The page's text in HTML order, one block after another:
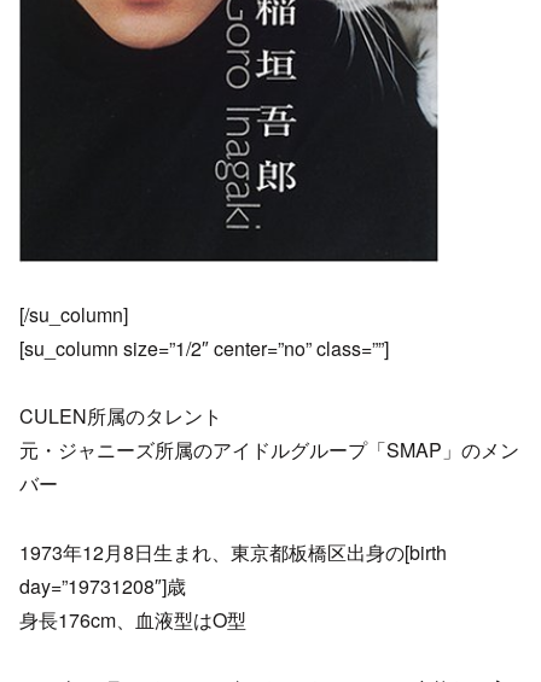
[/su_column]
[su_column size=”1/2″ center=”no” class=””]
CULEN所属のタレント
元・ジャニーズ所属のアイドルグループ「SMAP」のメン
バー
1973年12月8日生まれ、東京都板橋区出身の[birth
day=”19731208″]歳
身長176cm、血液型はO型